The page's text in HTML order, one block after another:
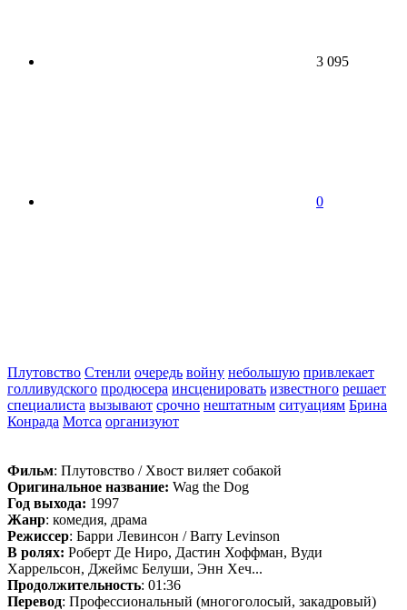
3 095
0
Плутовство Стенли очередь войну небольшую привлекает
голливудского продюсера инсценировать известного решает
специалиста вызывают срочно нештатным ситуациям Брина
Конрада Мотса организуют
Фильм: Плутовство / Хвост виляет собакой
Оригинальное название: Wag the Dog
Год выхода: 1997
Жанр: комедия, драма
Режиссер: Барри Левинсон / Barry Levinson
В ролях: Роберт Де Ниро, Дастин Хоффман, Вуди
Харрельсон, Джеймс Белуши, Энн Хеч...
Продолжительность: 01:36
Перевод: Профессиональный (многоголосый, закадровый)